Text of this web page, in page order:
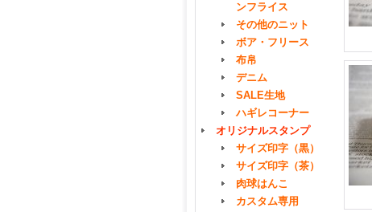
ンフライス
その他のニット
ボア・フリース
布帛
デニム
SALE生地
ハギレコーナー
オリジナルスタンプ
サイズ印字（黒）
サイズ印字（茶）
肉球はんこ
カスタム専用